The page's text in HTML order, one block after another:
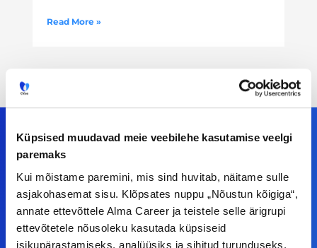
Küpsised muudavad meie veebilehe kasutamise veelgi
paremaks
Kui mõistame paremini, mis sind huvitab, näitame sulle
asjakohasemat sisu. Klõpsates nuppu „Nõustun kõigiga“,
annate ettevõttele Alma Career ja teistele selle ärigrupi
ettevõtetele nõusoleku kasutada küpsiseid
isikupärastamiseks, analüüsiks ja sihitud turunduseks.
Read More »
Meiega leiad!
Tööelublogi.ee lehelt leiad kõik vajaliku, et olla
kursis tööturu uudistega. Kui sul on